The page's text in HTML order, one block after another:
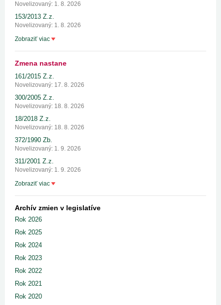
Novelizovaný: 1. 8. 2026
153/2013 Z.z.
Novelizovaný: 1. 8. 2026
Zobraziť viac
Zmena nastane
161/2015 Z.z.
Novelizovaný: 17. 8. 2026
300/2005 Z.z.
Novelizovaný: 18. 8. 2026
18/2018 Z.z.
Novelizovaný: 18. 8. 2026
372/1990 Zb.
Novelizovaný: 1. 9. 2026
311/2001 Z.z.
Novelizovaný: 1. 9. 2026
Zobraziť viac
Archív zmien v legislatíve
Rok 2026
Rok 2025
Rok 2024
Rok 2023
Rok 2022
Rok 2021
Rok 2020